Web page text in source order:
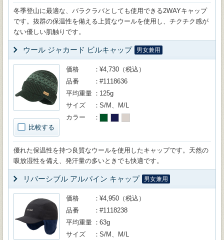
冬季登山に最適な、バラクラバとしても使用できる2WAYキャップ
です。抜群の保温性を備える上質なウールを使用し、チクチク感が
ない優しい肌触りです。
ウール ジャカード ビルキャップ 男女兼用
比較する
価格
¥4,730（税込）
品番
#1118636
平均重量
125g
サイズ
S/M、M/L
カラー
優れた保温性を持つ良質なウールを使用したキャップです。天然の
吸放湿性を備え、発汗量の多いときでも快適です。
リバーシブル アルパイン キャップ 男女兼用
価格
¥4,950（税込）
品番
#1118238
平均重量
63g
サイズ
S/M、M/L